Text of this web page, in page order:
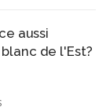
aussi
de l'Est?